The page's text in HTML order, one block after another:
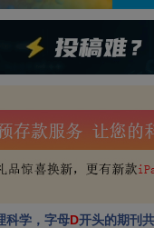
科学，字母D开头的期刊共